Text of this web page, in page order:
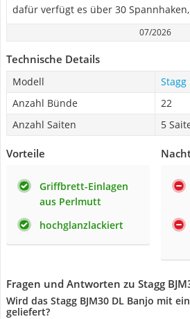
dafür verfügt es über 30
07/2026
Technische Details
Modell
Stagg
Anzahl Bünde
22
Anzahl Saiten
5
Vorteile
Griffbrett-Einlagen
aus Perlmutt
hochglanzlackiert
Fragen und Antworten zu Stagg
Wird das Stagg BJM30 DL Banjo mit
geliefert?